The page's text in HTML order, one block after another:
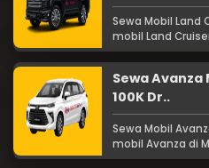
Sewa Mobil Land
mobil Land
Sewa Avanza
100K Dr..
Sewa Mobil
mobil Avanza di